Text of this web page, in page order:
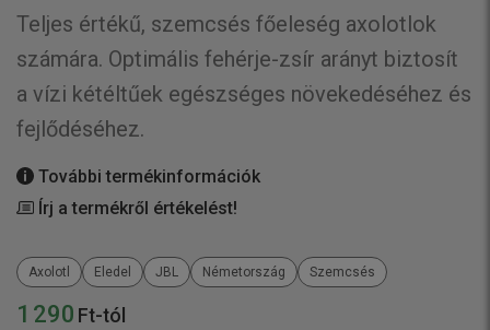
1 290 Ft-tól
Teljes értékű, szemcsés főeleség axolotlok
számára. Optimális fehérje-zsír arányt biztosít
a vízi kétéltűek egészséges növekedéséhez és
fejlődéséhez.
További termékinformációk
Írj a termékről értékelést!
Axolotl Eledel JBL Németország Szemcsés